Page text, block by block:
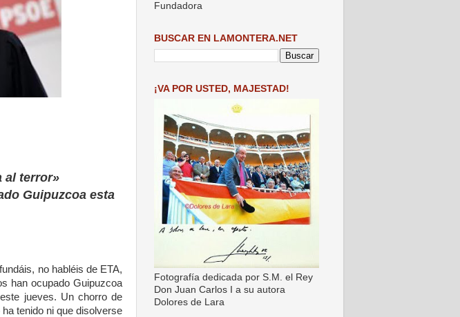
al terror»
Guipuzcoa esta
no habléis de ETA,
han ocupado Guipuzcoa
jueves. Un chorro de
tenido ni que disolverse
Fundadora
BUSCAR EN LAMONTERA.NET
¡VA POR USTED, MAJESTAD!
Fotografía dedicada por S.M. el Rey
Don Juan Carlos I a su autora
Dolores de Lara